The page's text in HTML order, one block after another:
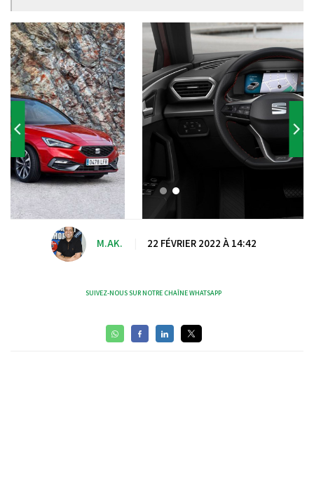
M.AK. 22 FÉVRIER 2022 À 14:42
SUIVEZ-NOUS SUR NOTRE CHAÎNE WHATSAPP